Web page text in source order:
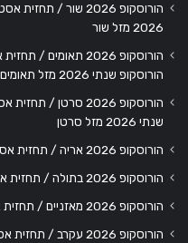
הורוסקופ 2026 שור
2026 מזל שור
הורוסקופ 2026
הורוסקופ שנתי 2026 מזל תאומים
הורוסקופ 2026
שנתי 2026 מזל סרטן
הורוסקופ 2026 אריה / תחזית אסטרולוגיה שנתית מזל אריה
הורוסקופ 2026 בתולה / תחזית אסטרולוגיה שנתית מזל בתולה
הורוסקופ 2026 מאזניים / תחזית אסטרולוגיה שנתית מזל מאזניים
הורוסקופ 2026 עקרב / תחזית אסטרולוגיה שנתית מזל עקרב